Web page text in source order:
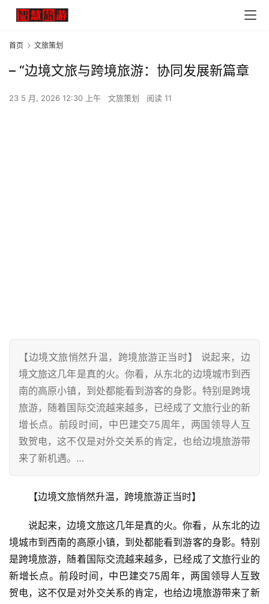
首页 文旅策划
– “边境文旅与跨境旅游：协同发展新篇章
23 5 月, 2026 12:30 上午 文旅策划 阅读 11
【边境文旅悄然升温，跨境旅游正当时】 说起来，边
境文旅这几年是真的火。你看，从东北的边境城市到西
南的高原小镇，到处都能看到游客的身影。特别是跨境
旅游，随着国际交流越来越多，已经成了文旅行业的新
增长点。前段时间，中巴建交75周年，两国领导人互
致贺电，这不仅是对外交关系的肯定，也给边境旅游带
来了新机遇。…
【边境文旅悄然升温，跨境旅游正当时】
说起来，边境文旅这几年是真的火。你看，从东北的边
境城市到西南的高原小镇，到处都能看到游客的身影。特别
是跨境旅游，随着国际交流越来越多，已经成了文旅行业的
新增长点。前段时间，中巴建交75周年，两国领导人互致
贺电，这不仅是对外交关系的肯定，也给边境旅游带来了新